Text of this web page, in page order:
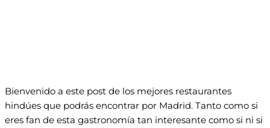
Bienvenido a este post de los mejores restaurantes
hindúes que podrás encontrar por Madrid. Tanto como si
eres fan de esta gastronomía tan interesante como si ni si